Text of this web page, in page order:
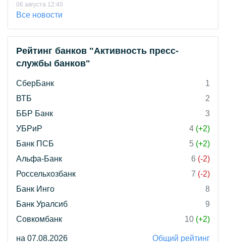
06 августа 12:40
Все новости
Рейтинг банков "Активность пресс-
службы банков"
СберБанк
1
ВТБ
2
ББР Банк
3
УБРиР
4 (+2)
Банк ПСБ
5 (+2)
Альфа-Банк
6 (-2)
Россельхозбанк
7 (-2)
Банк Инго
8
Банк Уралсиб
9
Совкомбанк
10 (+2)
на 07.08.2026 Общий рейтинг